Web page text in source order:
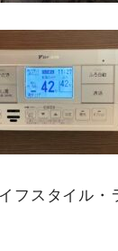
フスタイル